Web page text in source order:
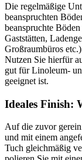
Die regelmäßige
beanspruchten
beanspruchte
Gaststätten,
Großraumbüros
Nutzen Sie hierfür
gut für Linoleum-
geeignet ist.
Ideales Finish:
Auf die zuvor
und mit einem
Tuch gleichmäßig